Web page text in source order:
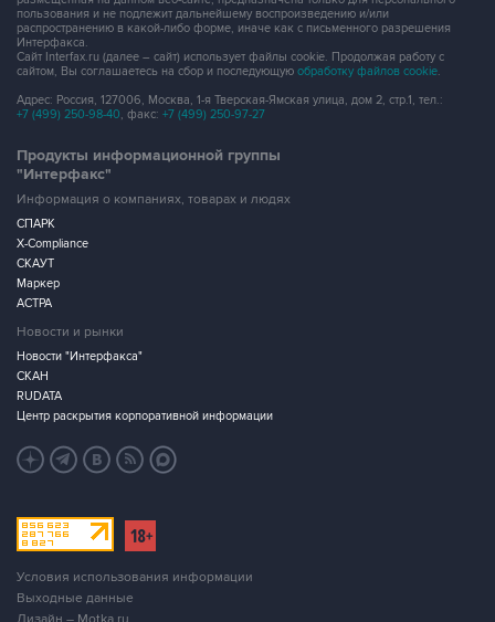
пользования и не подлежит дальнейшему воспроизведению и/или
распространению в какой-либо форме, иначе как с письменного разрешения
Интерфакса.
Сайт Interfax.ru (далее – сайт) использует файлы cookie. Продолжая работу с
сайтом, Вы соглашаетесь на сбор и последующую обработку файлов cookie.
Адрес: Россия, 127006, Москва, 1-я Тверская-Ямская улица, дом 2, стр.1, тел.:
+7 (499) 250-98-40, факс: +7 (499) 250-97-27
Продукты информационной группы
"Интерфакс"
Информация о компаниях, товарах и людях
СПАРК
X-Compliance
СКАУТ
Маркер
АСТРА
Новости и рынки
Новости "Интерфакса"
СКАН
RUDATA
Центр раскрытия корпоративной информации
Условия использования информации
Выходные данные